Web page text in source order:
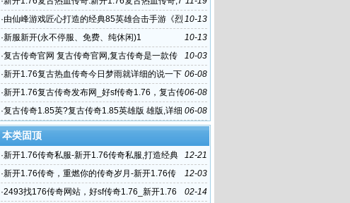
6复古热血传奇
10-13
·由仙峰游戏匠心打造的经典85英雄合击手游《烈
焰武尊》
10-13
·新服新开(永不停服、免费、纯休闲)1
10-03
·复古传奇官网 复古传奇官网,复古传奇是一款传
奇ARPG手游
06-08
·新开1.76复古热血传奇今日梦雨就详细的说一下
未知暗殿的走法
06-08
·新开1.76复古传奇发布网_好sf传奇1.76，复古传
奇1.85英雄
06-08
·复古传奇1.85英?复古传奇1.85英雄版 雄版,详细
信息 文件大小
本类固顶
12-21
·新开1.76传奇私服-新开1.76传奇私服,打造经典
传奇世界
12-03
·新开1.76传奇，重燃你的传奇岁月-新开1.76传
奇，带你重温经典传奇
02-14
·2493找176传奇网站，好sf传奇1.76_新开1.76